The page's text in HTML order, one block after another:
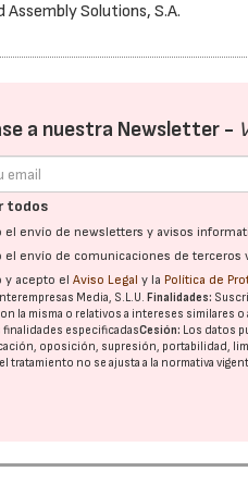
Solutions, S.A.
a nuestra Newsletter -
todos
el envío de newsletters y avisos
el envío de comunicaciones de terceros
y acepto elAviso Legal y la Política de
Interempresas Media, S.L.U. Finalidades:
la misma o relativos a intereses similares
finalidades especificadasCesión: Los datos
oposición, supresión, portabilidad,
tratamiento no se ajusta a la normativa